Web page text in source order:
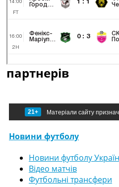
партнерів
21+ Матеріали сайту
Новини футболу
Новини футболу
Відео матчів
Футбольні трансфери